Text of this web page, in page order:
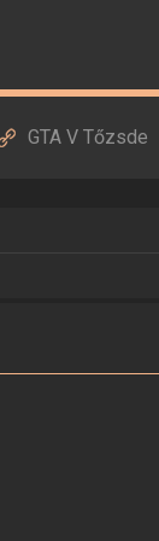
GTA V Tőzsde